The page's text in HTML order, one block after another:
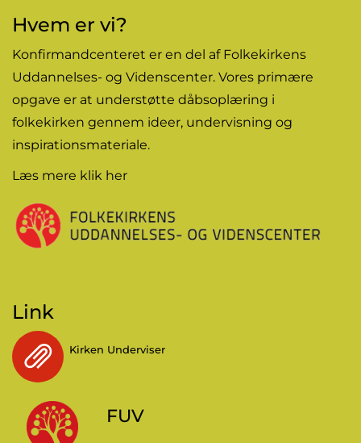
Hvem er vi?
Konfirmandcenteret er en del af Folkekirkens
Uddannelses- og Videnscenter. Vores primære
opgave er at understøtte dåbsoplæring i
folkekirken gennem ideer, undervisning og
inspirationsmateriale.
Læs mere klik her
Link
Kirken Underviser
FUV